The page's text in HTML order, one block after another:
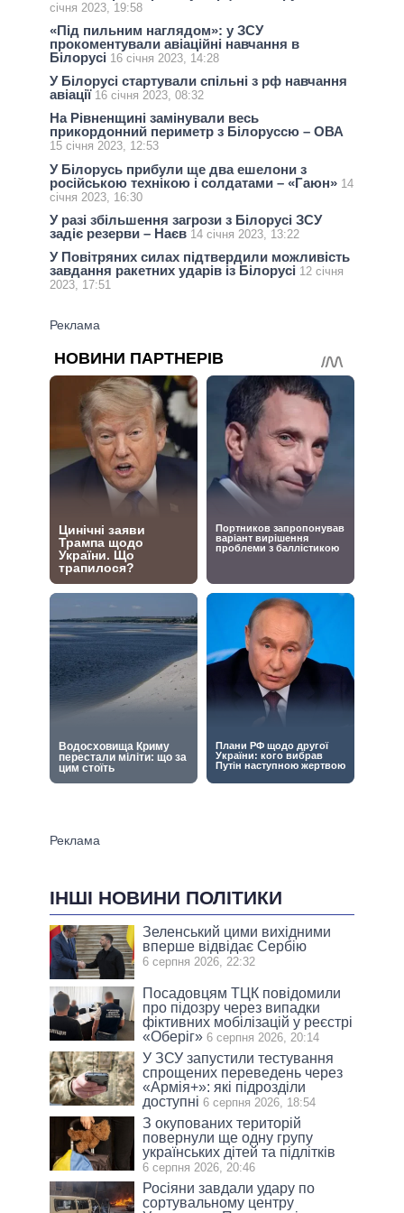
січня 2023, 19:58
«Під пильним наглядом»: у ЗСУ
прокоментували авіаційні навчання в
Білорусі 16 січня 2023, 14:28
У Білорусі стартували спільні з рф навчання
авіації 16 січня 2023, 08:32
На Рівненщині замінували весь
прикордонний периметр з Білоруссю – ОВА
15 січня 2023, 12:53
У Білорусь прибули ще два ешелони з
російською технікою і солдатами – «Гаюн» 14
січня 2023, 16:30
У разі збільшення загрози з Білорусі ЗСУ
задіє резерви – Наєв 14 січня 2023, 13:22
У Повітряних силах підтвердили можливість
завдання ракетних ударів із Білорусі 12 січня
2023, 17:51
ІНШІ НОВИНИ ПОЛІТИКИ
Зеленський цими вихідними
вперше відвідає Сербію
6 серпня 2026, 22:32
Посадовцям ТЦК повідомили
про підозру через випадки
фіктивних мобілізацій у реєстрі
«Оберіг» 6 серпня 2026, 20:14
У ЗСУ запустили тестування
спрощених переведень через
«Армія+»: які підрозділи
доступні 6 серпня 2026, 18:54
З окупованих територій
повернули ще одну групу
українських дітей та підлітків
6 серпня 2026, 20:46
Росіяни завдали удару по
сортувальному центру